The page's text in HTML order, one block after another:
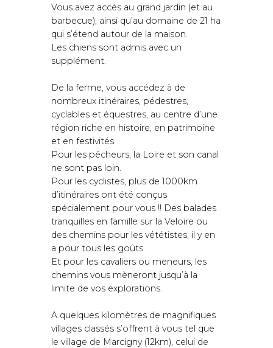
Vous avez accès au grand jardin (et au
barbecue), ainsi qu’au domaine de 21 ha
qui s’étend autour de la maison.
Les chiens sont admis avec un
supplément.
De la ferme, vous accédez à de
nombreux itinéraires, pédestres,
cyclables et équestres, au centre d’une
région riche en histoire, en patrimoine
et en festivités.
Pour les pêcheurs, la Loire et son canal
ne sont pas loin.
Pour les cyclistes, plus de 1000km
d’itinéraires ont été conçus
spécialement pour vous !! Des balades
tranquilles en famille sur la Veloire ou
des chemins pour les vététistes, il y en
a pour tous les goûts.
Et pour les cavaliers ou meneurs, les
chemins vous mèneront jusqu’à la
limite de vos explorations.
A quelques kilomètres de magnifiques
villages classés s’offrent à vous tel que
le village de Marcigny (12km), celui de